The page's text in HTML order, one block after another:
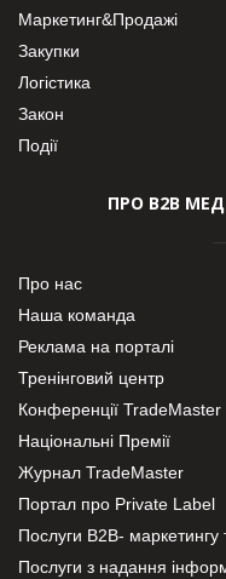
Маркетинг&Продажі
Закупки
Логістика
Закон
Події
ПРО В2В
Про нас
Наша команда
Реклама на порталі
Тренінговий центр
Конференції TradeMaster
Національні Премії
Журнал TradeMaster
Портал про Private Label
Послуги В2В- маркетингу
Послуги з надання